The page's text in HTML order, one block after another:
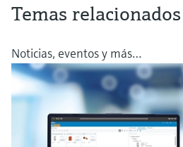
Temas relacionados
Noticias, eventos y más…